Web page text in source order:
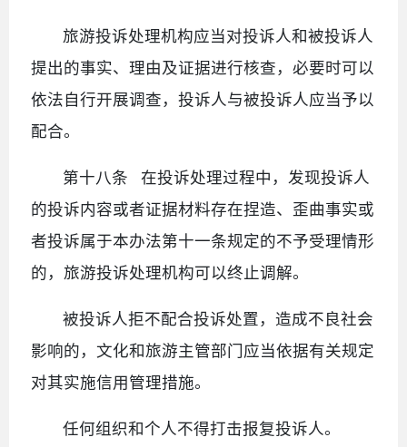
旅游投诉处理机构应当对投诉人和被投诉人
提出的事实、理由及证据进行核查，必要时可以
依法自行开展调查，投诉人与被投诉人应当予以
配合。
第十八条 在投诉处理过程中，发现投诉人
的投诉内容或者证据材料存在捏造、歪曲事实或
者投诉属于本办法第十一条规定的不予受理情形
的，旅游投诉处理机构可以终止调解。
被投诉人拒不配合投诉处置，造成不良社会
影响的，文化和旅游主管部门应当依据有关规定
对其实施信用管理措施。
任何组织和个人不得打击报复投诉人。